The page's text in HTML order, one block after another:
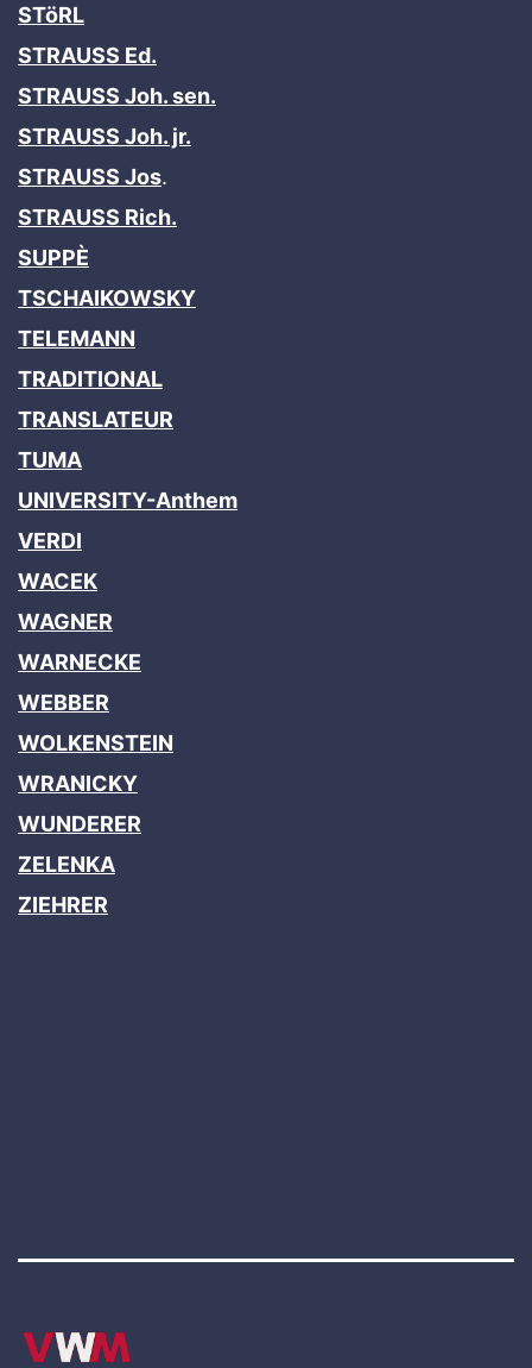
STöRL
STRAUSS Ed.
STRAUSS Joh. sen.
STRAUSS Joh. jr.
STRAUSS Jos.
STRAUSS Rich.
SUPPÈ
TSCHAIKOWSKY
TELEMANN
TRADITIONAL
TRANSLATEUR
TUMA
UNIVERSITY-Anthem
VERDI
WACEK
WAGNER
WARNECKE
WEBBER
WOLKENSTEIN
WRANICKY
WUNDERER
ZELENKA
ZIEHRER